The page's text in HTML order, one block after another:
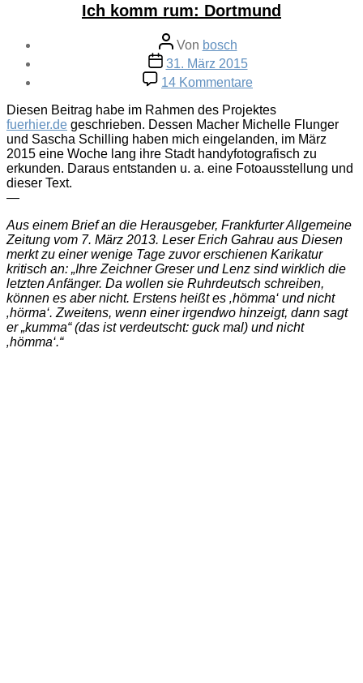
Ich komm rum: Dortmund
Beitragsautor
Von bosch
Veröffentlichungsdatum
31. März 2015
14 Kommentare
Ich
komm
rum:
Dortmund
Diesen Beitrag habe im Rahmen des Projektes
fuerhier.de geschrieben. Dessen Macher Michelle Flunger
und Sascha Schilling haben mich eingelanden, im März
2015 eine Woche lang ihre Stadt handyfotografisch zu
erkunden. Daraus entstanden u. a. eine Fotoausstellung und
dieser Text.
—
Aus einem Brief an die Herausgeber, Frankfurter Allgemeine
Zeitung vom 7. März 2013. Leser Erich Gahrau aus Diesen
merkt zu einer wenige Tage zuvor erschienen Karikatur
kritisch an: „Ihre Zeichner Greser und Lenz sind wirklich die
letzten Anfänger. Da wollen sie Ruhrdeutsch schreiben,
können es aber nicht. Erstens heißt es ‚hömma‘ und nicht
‚hörma‘. Zweitens, wenn einer irgendwo hinzeigt, dann sagt
er „kumma“ (das ist verdeutscht: guck mal) und nicht
‚hömma‘.“